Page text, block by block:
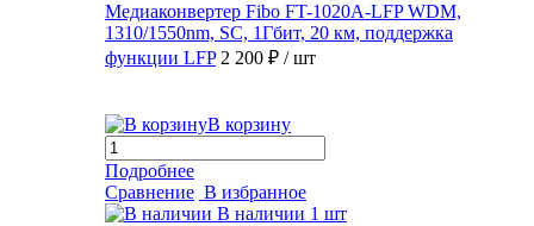
Медиаконвертер Fibo FT-1020A-LFP WDM,
1310/1550nm, SC, 1Гбит, 20 км, поддержка
функции LFP 2 200 ₽ / шт
В корзину
Подробнее
Сравнение В избранное
В наличии 1 шт